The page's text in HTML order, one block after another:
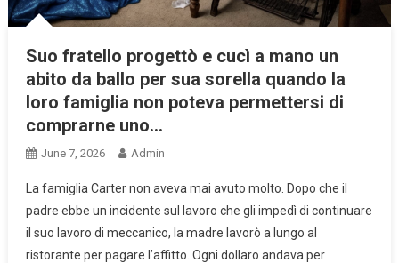
Suo fratello progettò e cucì a mano un
abito da ballo per sua sorella quando la
loro famiglia non poteva permettersi di
comprarne uno…
June 7, 2026 Admin
La famiglia Carter non aveva mai avuto molto. Dopo che il
padre ebbe un incidente sul lavoro che gli impedì di continuare
il suo lavoro di meccanico, la madre lavorò a lungo al
ristorante per pagare l’affitto. Ogni dollaro andava per